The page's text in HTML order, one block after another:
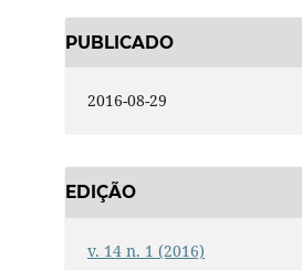
PUBLICADO
2016-08-29
EDIÇÃO
v. 14 n. 1 (2016)